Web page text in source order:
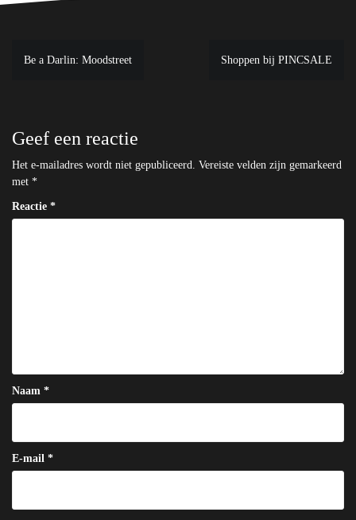
Bericht
Be a Darlin: Moodstreet Shoppen bij PINCSALE
Geef een reactie
Het e-mailadres wordt niet gepubliceerd. Vereiste velden zijn gemarkeerd
met *
Reactie *
Naam *
E-mail *